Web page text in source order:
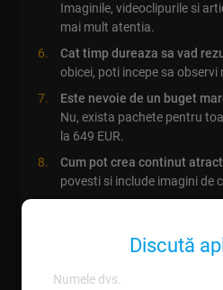
Imaginile, videoclipurile si
mai mult atentia.
Cat timp dureaza sa vad
obicei, poti incepe sa observi
Este nevoie de un buget
Nu, exista pachete pentru
la 649 EUR.
Cum pot crea continut
povesti si include imagini de
resurse suplimentare.
Ce tipuri de campanii SMM
Discută